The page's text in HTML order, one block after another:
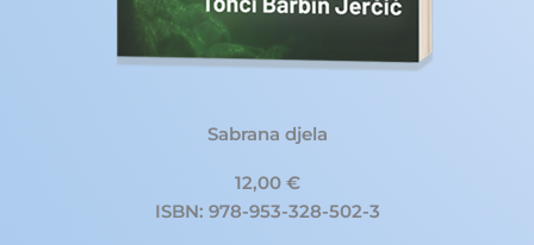
Sabrana djela
12,00 €
ISBN: 978-953-328-502-3